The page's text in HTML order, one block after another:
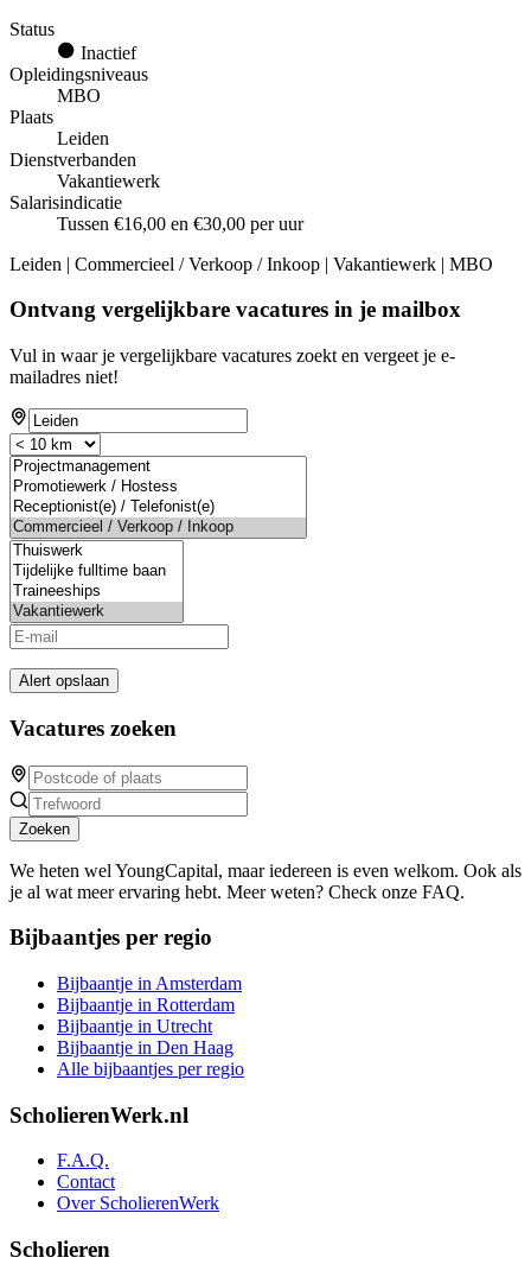
Status
Inactief
Opleidingsniveaus
MBO
Plaats
Leiden
Dienstverbanden
Vakantiewerk
Salarisindicatie
Tussen €16,00 en €30,00 per uur
Leiden | Commercieel / Verkoop / Inkoop | Vakantiewerk | MBO
Ontvang vergelijkbare vacatures in je mailbox
Vul in waar je vergelijkbare vacatures zoekt en vergeet je e-
mailadres niet!
Alert opslaan
Vacatures zoeken
Zoeken
We heten wel YoungCapital, maar iedereen is even welkom. Ook als
je al wat meer ervaring hebt. Meer weten? Check onze FAQ.
Bijbaantjes per regio
Bijbaantje in Amsterdam
Bijbaantje in Rotterdam
Bijbaantje in Utrecht
Bijbaantje in Den Haag
Alle bijbaantjes per regio
ScholierenWerk.nl
F.A.Q.
Contact
Over ScholierenWerk
Scholieren